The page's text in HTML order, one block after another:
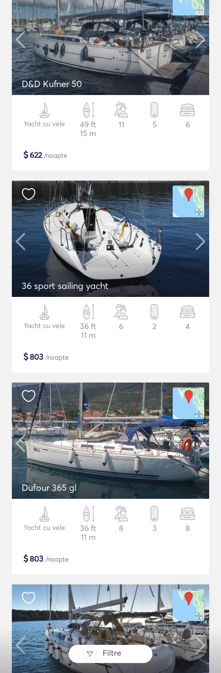
Filtre
D&D Kufner 50
Yacht cu vele
49 ft
15 m
11 5 6
$622/noapte
36 sport sailing yacht
Yacht cu vele
36 ft
11 m
6 2 4
$803 /noapte
Dufour 365 gl
Yacht cu vele
36 ft
11 m
8 3 8
$803 /noapte